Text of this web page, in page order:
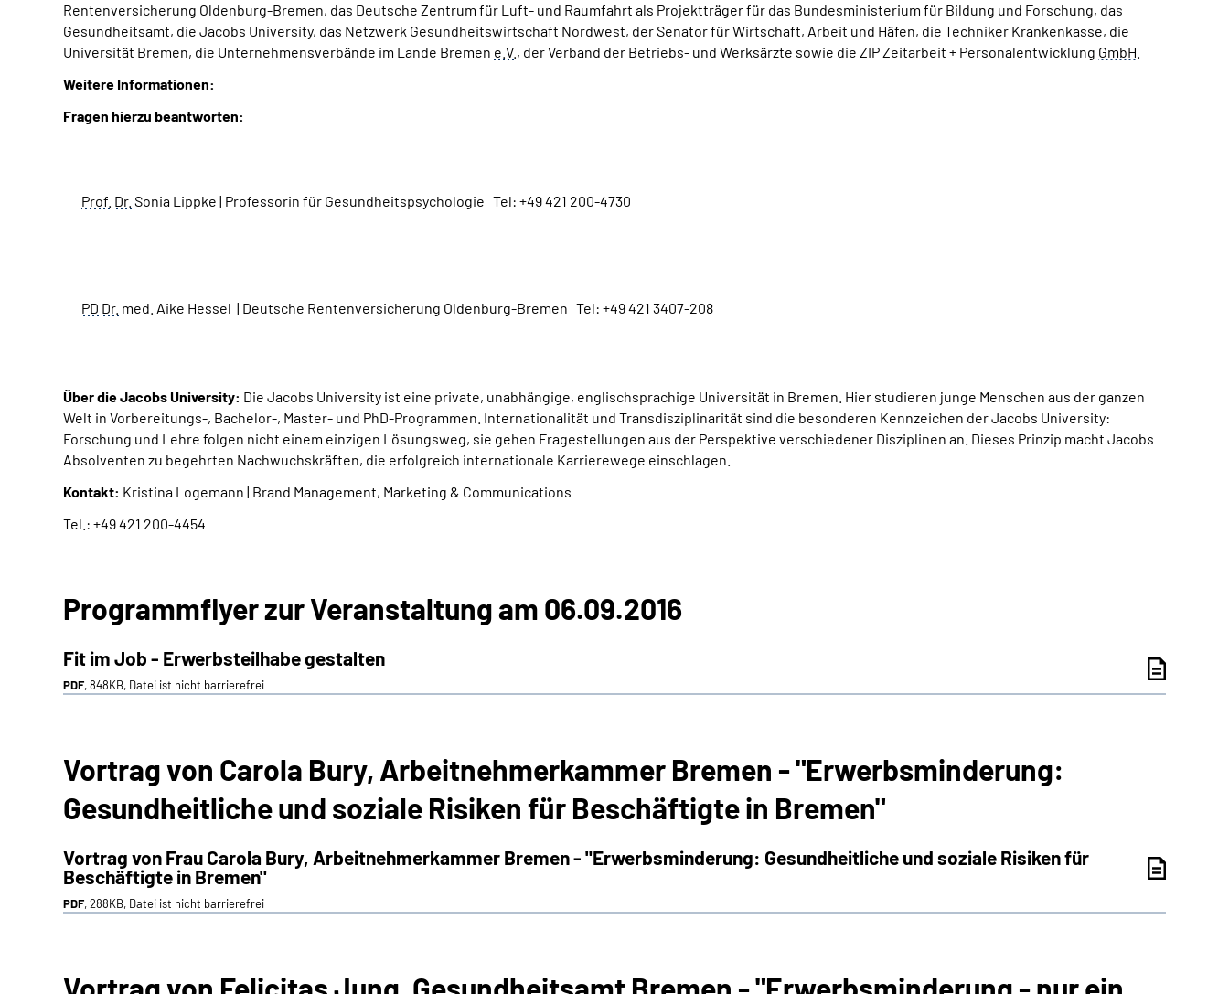
Rentenversicherung Oldenburg-Bremen, das Deutsche Zentrum für Luft- und Raumfahrt als Projektträger für das Bundesministerium für Bildung und Forschung, das
Gesundheitsamt, die Jacobs University, das Netzwerk Gesundheitswirtschaft Nordwest, der Senator für Wirtschaft, Arbeit und Häfen, die Techniker Krankenkasse, die
Universität Bremen, die Unternehmensverbände im Lande Bremen e.V. , der Verband der Betriebs- und Werksärzte sowie die ZIP Zeitarbeit + Personalentwicklung GmbH
Weitere Informationen:
Fragen hierzu beantworten:
Prof. Dr. Sonia Lippke | Professorin für Gesundheitspsychologie Tel: +49 421 200-4730
PD Dr. med. Aike Hessel | Deutsche Rentenversicherung Oldenburg-Bremen Tel: +49 421 3407-208
Über die Jacobs University: Die Jacobs University ist eine private, unabhängige, englischsprachige Universität in Bremen. Hier studieren junge Menschen aus der ganzen
Welt in Vorbereitungs-, Bachelor-, Master- und PhD-Programmen. Internationalität und Transdisziplinarität sind die besonderen Kennzeichen der Jacobs University:
Forschung und Lehre folgen nicht einem einzigen Lösungsweg, sie gehen Fragestellungen aus der Perspektive verschiedener Disziplinen an. Dieses Prinzip macht Jacobs
Absolventen zu begehrten Nachwuchskräften, die erfolgreich internationale Karrierewege einschlagen.
Kontakt: Kristina Logemann | Brand Management, Marketing & Communications
Tel.: +49 421 200-4454
Programmflyer zur Veranstaltung am 06.09.2016
Fit im Job - Erwerbsteilhabe gestalten
PDF, 848KB, Datei ist nicht barrierefrei
Vortrag von Carola Bury, Arbeitnehmerkammer Bremen - "Erwerbsminderung:
Gesundheitliche und soziale Risiken für Beschäftigte in Bremen"
Vortrag von Frau Carola Bury, Arbeitnehmerkammer Bremen - "Erwerbsminderung: Gesundheitliche und soziale Risiken für
Beschäftigte in Bremen"
PDF, 288KB, Datei ist nicht barrierefrei